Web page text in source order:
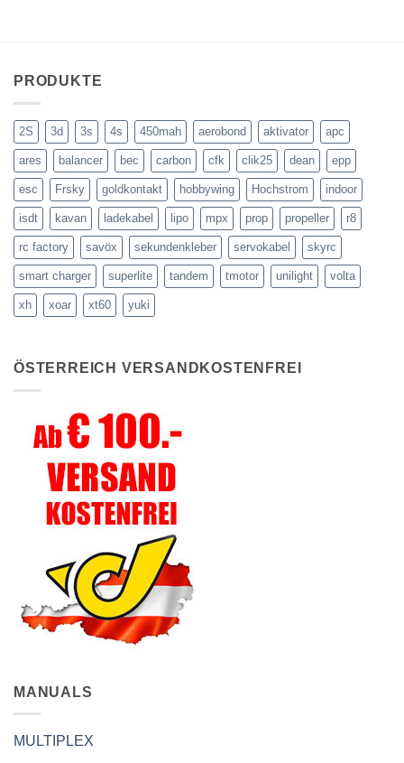
PRODUKTE
2S 3d 3s 4s 450mah aerobond aktivator apc
ares balancer bec carbon cfk clik25 dean epp
esc Frsky goldkontakt hobbywing Hochstrom indoor
isdt kavan ladekabel lipo mpx prop propeller r8
rc factory savöx sekundenkleber servokabel skyrc
smart charger superlite tandem tmotor unilight volta
xh xoar xt60 yuki
ÖSTERREICH VERSANDKOSTENFREI
MANUALS
MULTIPLEX